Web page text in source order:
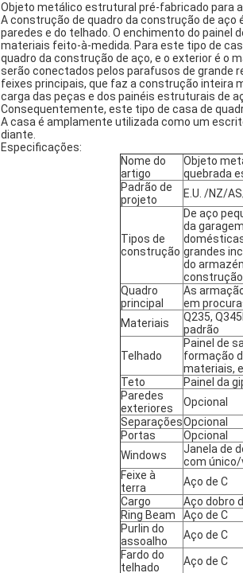
Objeto metálico estrutural pré-fabricado para
A construção de quadro da construção de aço
paredes e do telhado. O enchimento do painel
materiais feito-à-medida. Para este tipo de
quadro da construção de aço, e o exterior é o
serão conectados pelos parafusos de grande
feixes principais, que faz a construção inteira
carga das peças e dos painéis estruturais de
Consequentemente, este tipo de casa de
A casa é amplamente utilizada como um
diante.
Especificações:
Nome do
artigo
Objeto
quebrada
Padrão de
projeto
E.U. /NZ/
Tipos de
construção
De aço
da
grandes
do
construção
Quadro
principal
As
em
Materiais
Q235,
padrão
Telhado
Painel de
formação
materiais,
Teto
Painel da
Paredes
exteriores
Opcional
SeparaçõesOpcional
Portas
Opcional
Windows
Janela de
com único/
Feixe à
terra
Aço de C
Cargo
Aço dobro
Ring Beam
Aço de C
Purlin do
assoalho
Aço de C
Fardo do
telhado
Aço de C